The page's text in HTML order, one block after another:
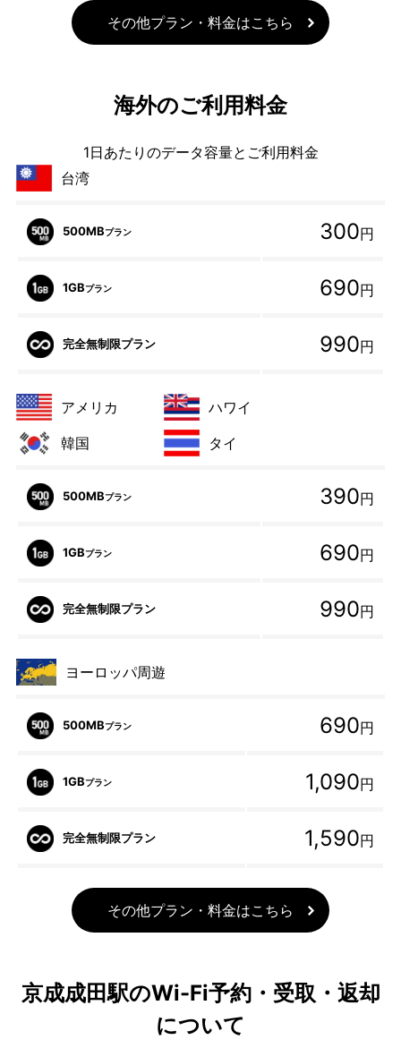
その他プラン・料金はこちら
海外のご利用料金
1日あたりのデータ容量とご利用料金
台湾
500MBプラン 300円
1GBプラン 690円
完全無制限プラン 990円
アメリカ
ハワイ
韓国
タイ
500MBプラン 390円
1GBプラン 690円
完全無制限プラン 990円
ヨーロッパ周遊
500MBプラン 690円
1GBプラン 1,090円
完全無制限プラン 1,590円
その他プラン・料金はこちら
京成成田駅のWi-Fi予約・受取・返却
について